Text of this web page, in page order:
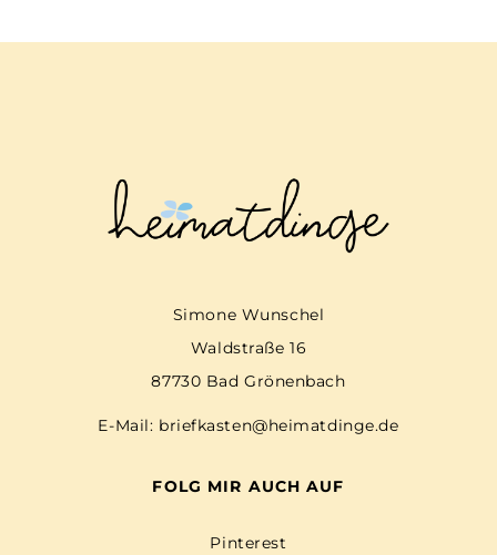
Simone Wunschel
Waldstraße 16
87730 Bad Grönenbach
E-Mail: briefkasten@heimatdinge.de
FOLG MIR AUCH AUF
Pinterest